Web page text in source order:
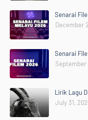
Senarai
December
Senarai
September
Lirik Lagu
July 31,